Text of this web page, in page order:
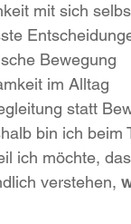
mit sich
Bewegung
im Alltag
statt
bin ich beim
ich möchte,
verstehen,